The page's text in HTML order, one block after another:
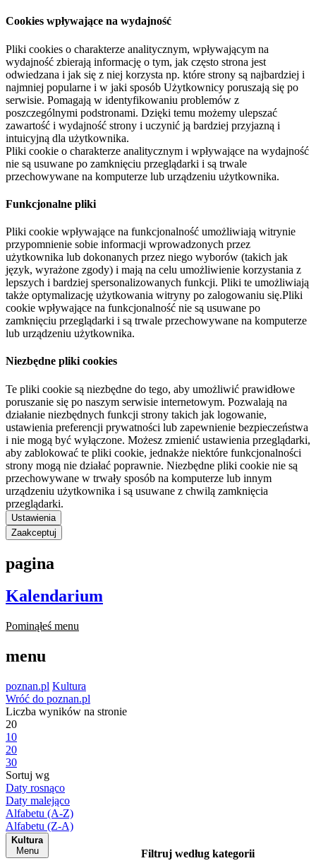
Cookies wpływające na wydajność
Pliki cookies o charakterze analitycznym, wpływającym na
wydajność zbierają informację o tym, jak często strona jest
odwiedzana i jak się z niej korzysta np. które strony są najbardziej i
najmniej popularne i w jaki sposób Użytkownicy poruszają się po
serwisie. Pomagają w identyfikowaniu problemów z
poszczególnymi podstronami. Dzięki temu możemy ulepszać
zawartość i wydajność strony i uczynić ją bardziej przyjazną i
intuicyjną dla użytkownika.
Pliki cookie o charakterze analitycznym i wpływające na wydajność
nie są usuwane po zamknięciu przeglądarki i są trwale
przechowywane na komputerze lub urządzeniu użytkownika.
Funkcjonalne pliki
Pliki cookie wpływające na funkcjonalność umożliwiają witrynie
przypomnienie sobie informacji wprowadzonych przez
użytkownika lub dokonanych przez niego wyborów (takich jak
język, wyrażone zgody) i mają na celu umożliwienie korzystania z
lepszych i bardziej spersonalizowanych funkcji. Pliki te umożliwiają
także optymalizację użytkowania witryny po zalogowaniu się.Pliki
cookie wpływające na funkcjonalność nie są usuwane po
zamknięciu przeglądarki i są trwale przechowywane na komputerze
lub urządzeniu użytkownika.
Niezbędne pliki cookies
Te pliki cookie są niezbędne do tego, aby umożliwić prawidłowe
poruszanie się po naszym serwisie internetowym. Pozwalają na
działanie niezbędnych funkcji strony takich jak logowanie,
ustawienia preferencji prywatności lub zapewnienie bezpieczeństwa
i nie mogą być wyłączone. Możesz zmienić ustawienia przeglądarki,
aby zablokować te pliki cookie, jednakże niektóre funkcjonalności
strony mogą nie działać poprawnie. Niezbędne pliki cookie nie są
przechowywane w trwały sposób na komputerze lub innym
urządzeniu użytkownika i są usuwane z chwilą zamknięcia
przeglądarki.
Ustawienia
Zaakceptuj
pagina
Kalendarium
Pominąłeś menu
menu
poznan.pl Kultura
Wróć do poznan.pl
Liczba wyników na stronie
20
10
20
30
Sortuj wg
Daty rosnąco
Daty malejąco
Alfabetu (A-Z)
Alfabetu (Z-A)
Kultura
Menu
Filtruj według kategorii